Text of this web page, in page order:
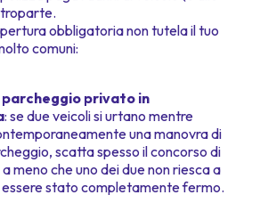
obbligatoria non tutela il tuo
comuni:
privato in
: se due veicoli si urtano mentre
una manovra di
scatta spesso il concorso di
meno che uno dei due non riesca a
stato completamente fermo.